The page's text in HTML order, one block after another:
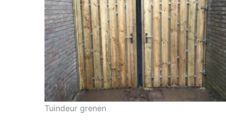
Tuindeur grenen